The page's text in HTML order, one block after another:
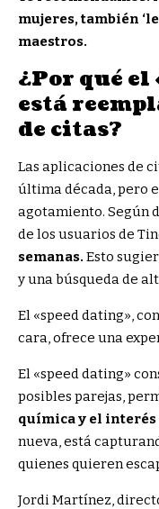
mujeres, también
maestros.
¿Por qué el
está
de citas?
Las aplicaciones de
última década, pero
agotamiento. Según
de los usuarios de
semanas. Esto
y una búsqueda de
El «speed dating»,
cara, ofrece una
El «speed dating»
posibles parejas,
química y el interés
nueva, está
quienes quieren
Jordi Martínez,